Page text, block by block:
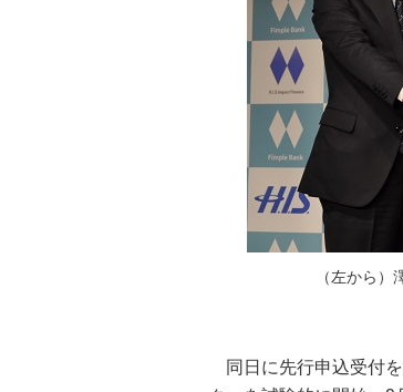
（左から
同日に先行申込受付